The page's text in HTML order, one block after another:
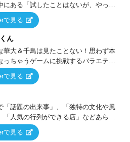
にある「試したことはないが、やって
こうなる！…ハズ」という“机上の空
手芸人らがカラダを張って挑む！
で見る
ん
華大＆千鳥は見たことない！思わず本
っちゃうゲームに挑戦するバラエティ
で見る
「話題の出来事」、「独特の文化や風
「人気の行列ができる店」などあらゆ
マについて好き放題にちゃちゃを入れ
関西色を前面に押し出したトークバラ
で見る